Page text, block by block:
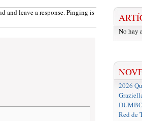
and leave a response. Pinging is
No hay
2026
Red de